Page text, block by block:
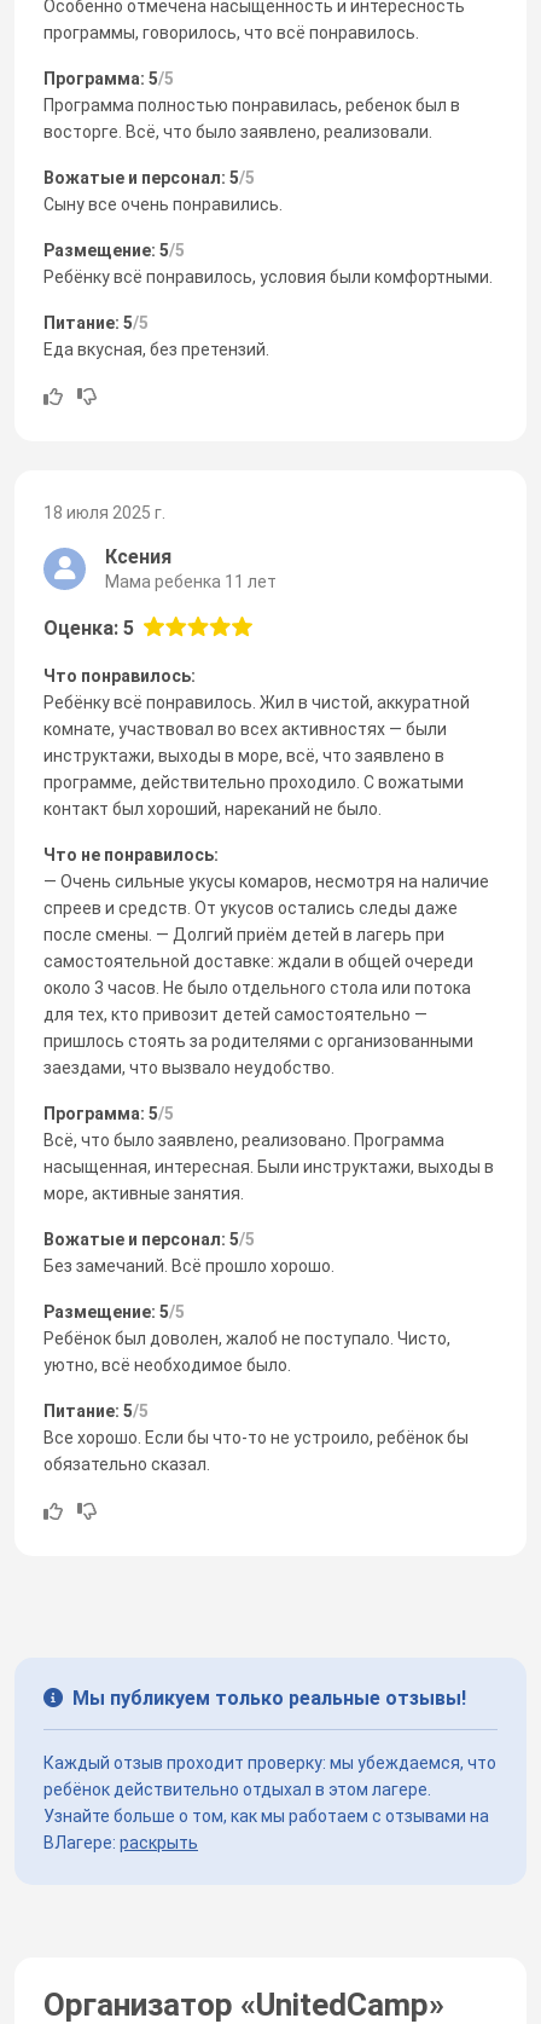
Особенно отмечена насыщенность и интересность
программы, говорилось, что всё понравилось.
Программа: 5/5
Программа полностью понравилась, ребенок был в
восторге. Всё, что было заявлено, реализовали.
Вожатые и персонал: 5/5
Сыну все очень понравились.
Размещение: 5/5
Ребёнку всё понравилось, условия были комфортными.
Питание: 5/5
Еда вкусная, без претензий.
18 июля 2025 г.
Ксения
Мама ребенка 11 лет
Оценка: 5
Что понравилось:
Ребёнку всё понравилось. Жил в чистой, аккуратной
комнате, участвовал во всех активностях — были
инструктажи, выходы в море, всё, что заявлено в
программе, действительно проходило. С вожатыми
контакт был хороший, нареканий не было.
Что не понравилось:
— Очень сильные укусы комаров, несмотря на наличие
спреев и средств. От укусов остались следы даже
после смены. — Долгий приём детей в лагерь при
самостоятельной доставке: ждали в общей очереди
около 3 часов. Не было отдельного стола или потока
для тех, кто привозит детей самостоятельно —
пришлось стоять за родителями с организованными
заездами, что вызвало неудобство.
Программа: 5/5
Всё, что было заявлено, реализовано. Программа
насыщенная, интересная. Были инструктажи, выходы в
море, активные занятия.
Вожатые и персонал: 5/5
Без замечаний. Всё прошло хорошо.
Размещение: 5/5
Ребёнок был доволен, жалоб не поступало. Чисто,
уютно, всё необходимое было.
Питание: 5/5
Все хорошо. Если бы что-то не устроило, ребёнок бы
обязательно сказал.
Мы публикуем только реальные отзывы!
Каждый отзыв проходит проверку: мы убеждаемся, что
ребёнок действительно отдыхал в этом лагере.
Узнайте больше о том, как мы работаем с отзывами на
ВЛагере: раскрыть
Организатор «UnitedCamp»